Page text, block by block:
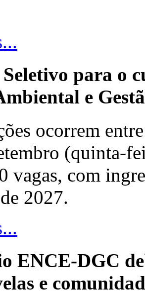
Seletivo para o
e
ocorrem
(quinta-
vagas, com
2027.
ENCE-DGC
e